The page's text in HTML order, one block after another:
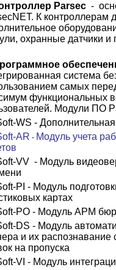
Parsec -
. К контроллерам
охранные датчики и
система
самых
функциональных
Модули ПО
WS -
AR - Модуль учета
VV - Модуль
PI - Модуль
картах
PO - Модуль АРМ
DS - Модуль
и их
на пропуска
VI - Модуль